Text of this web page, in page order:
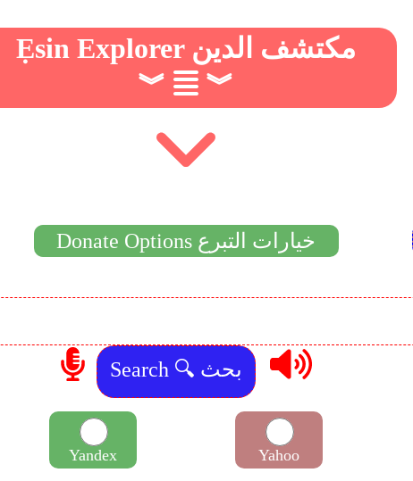
Ẹsin Explorer مكتشف الدين
︾
︾
Donate Options خيارات التبرع
Yandex Yahoo